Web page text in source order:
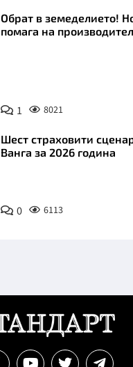
Обрат в земеделието!
помага на
1 8021
Шест страховити
Ванга за 2026 година
0 6113